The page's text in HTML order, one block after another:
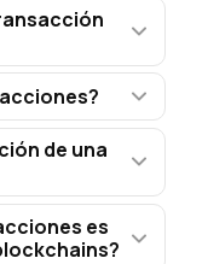
de una
es